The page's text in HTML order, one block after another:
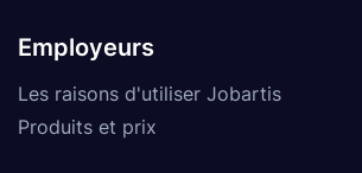
Employeurs
Les raisons d'utiliser Jobartis
Produits et prix